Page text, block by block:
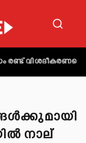
വിശദീകരണമെന്ന്
നാല്